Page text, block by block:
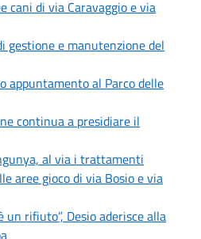
cani di via Caravaggio e via
gestione e manutenzione del
appuntamento al Parco delle
continua a presidiare il
al via i trattamenti
aree gioco di via Bosio e via
un rifiuto”, Desio aderisce alla